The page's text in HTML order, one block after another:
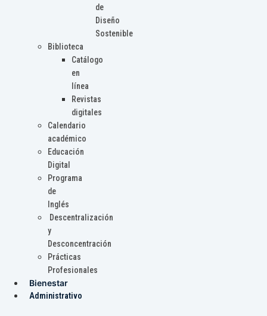
de
Diseño
Sostenible
Biblioteca
Catálogo
en
línea
Revistas
digitales
Calendario
académico
Educación
Digital
Programa
de
Inglés
Descentralización
y
Desconcentración
Prácticas
Profesionales
Bienestar
Administrativo